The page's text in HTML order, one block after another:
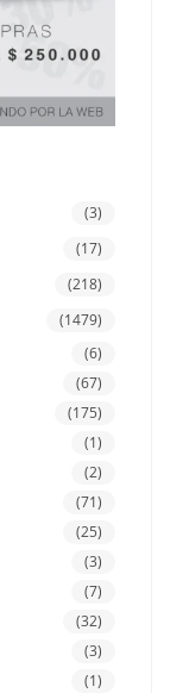
(3)
(17)
(218)
(1479)
(6)
(67)
(175)
(1)
(2)
(71)
(25)
(3)
(7)
(32)
(3)
(1)